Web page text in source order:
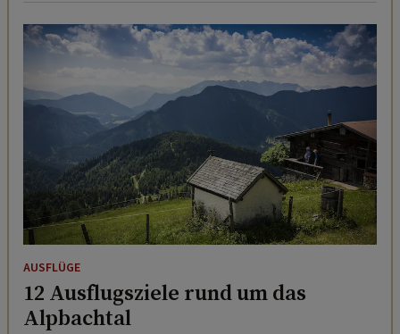
AUSFLÜGE
12 Ausflugsziele rund um das
Alpbachtal